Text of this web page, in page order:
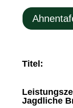
Titel:
Jagdliche